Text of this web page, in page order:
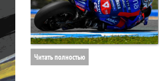
Читать полностью